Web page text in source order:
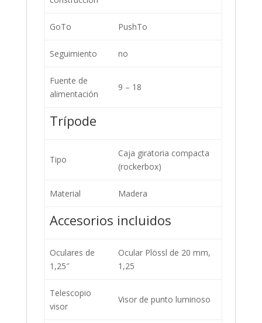
GoTo PushTo
Seguimiento no
Fuente de
alimentación
9 – 18
Trípode
Tipo
Caja giratoria compacta
(rockerbox)
Material Madera
Accesorios incluidos
Oculares de
1,25″
Ocular Plössl de 20 mm,
1,25
Telescopio
visor
Visor de punto luminoso